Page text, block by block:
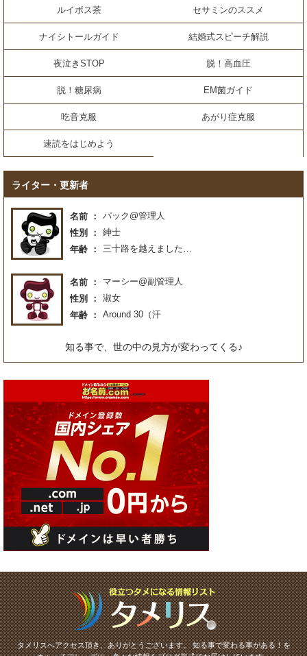
ルイボス茶 セサミンのススメ
ナイシトールガイド 結婚式スピーチ解説
夜泣きSTOP 脱！高血圧
脱！糖尿病 EM菌ガイド
吃音克服 あがり症克服
速読をはじめよう
ライター・更新者
名前
パック@管理人
性別
紳士
年齢
三十路を越えました…
名前
マーシー@副管理人
性別
淑女
年齢
Around 30（汗
知る事で、世の中の見方が変わってくる♪
タメリスへアクセス頂き、ありがとうございます。知る事で変わる事がある！を